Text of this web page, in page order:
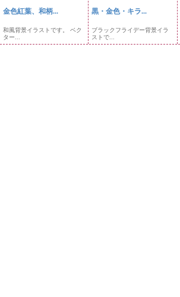
金色紅葉、和柄...
和風背景イラストです。 ベク
ター...
黒・金色・キラ...
ブラックフライデー背景イラ
ストで...